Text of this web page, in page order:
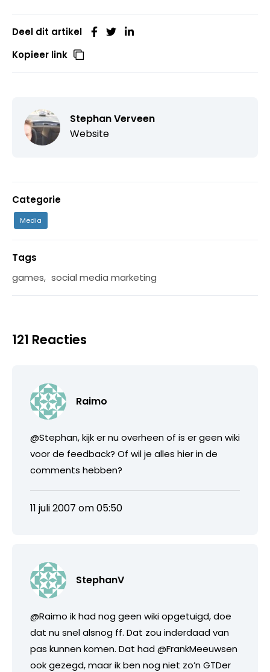
Deel dit artikel
Kopieer link
Stephan Verveen
Website
Categorie
Media
Tags
games, social media marketing
121 Reacties
Raimo
@Stephan, kijk er nu overheen of is er geen wiki
voor de feedback? Of wil je alles hier in de
comments hebben?
11 juli 2007 om 05:50
StephanV
@Raimo ik had nog geen wiki opgetuigd, doe
dat nu snel alsnog ff. Dat zou inderdaad van
pas kunnen komen. Dat had @FrankMeeuwsen
ook gezegd, maar ik ben nog niet zo’n GTDer